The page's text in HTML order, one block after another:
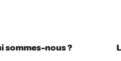
sommes-nous ?